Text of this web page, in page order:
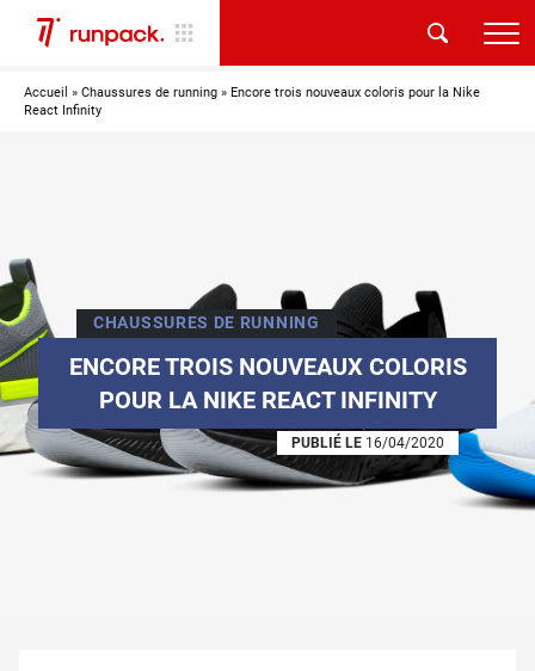
Accueil » Chaussures de running » Encore trois nouveaux coloris pour la Nike
React Infinity
CHAUSSURES DE RUNNING
ENCORE TROIS NOUVEAUX COLORIS
POUR LA NIKE REACT INFINITY
PUBLIÉ LE 16/04/2020